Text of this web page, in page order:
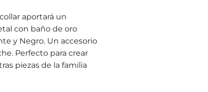
aportará un
con baño de oro
y Negro. Un accesorio
Perfecto para crear
piezas de la familia